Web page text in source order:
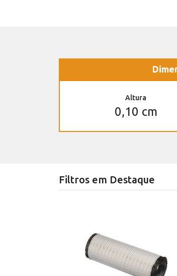
Altura
0,10 cm
Filtros em Destaque